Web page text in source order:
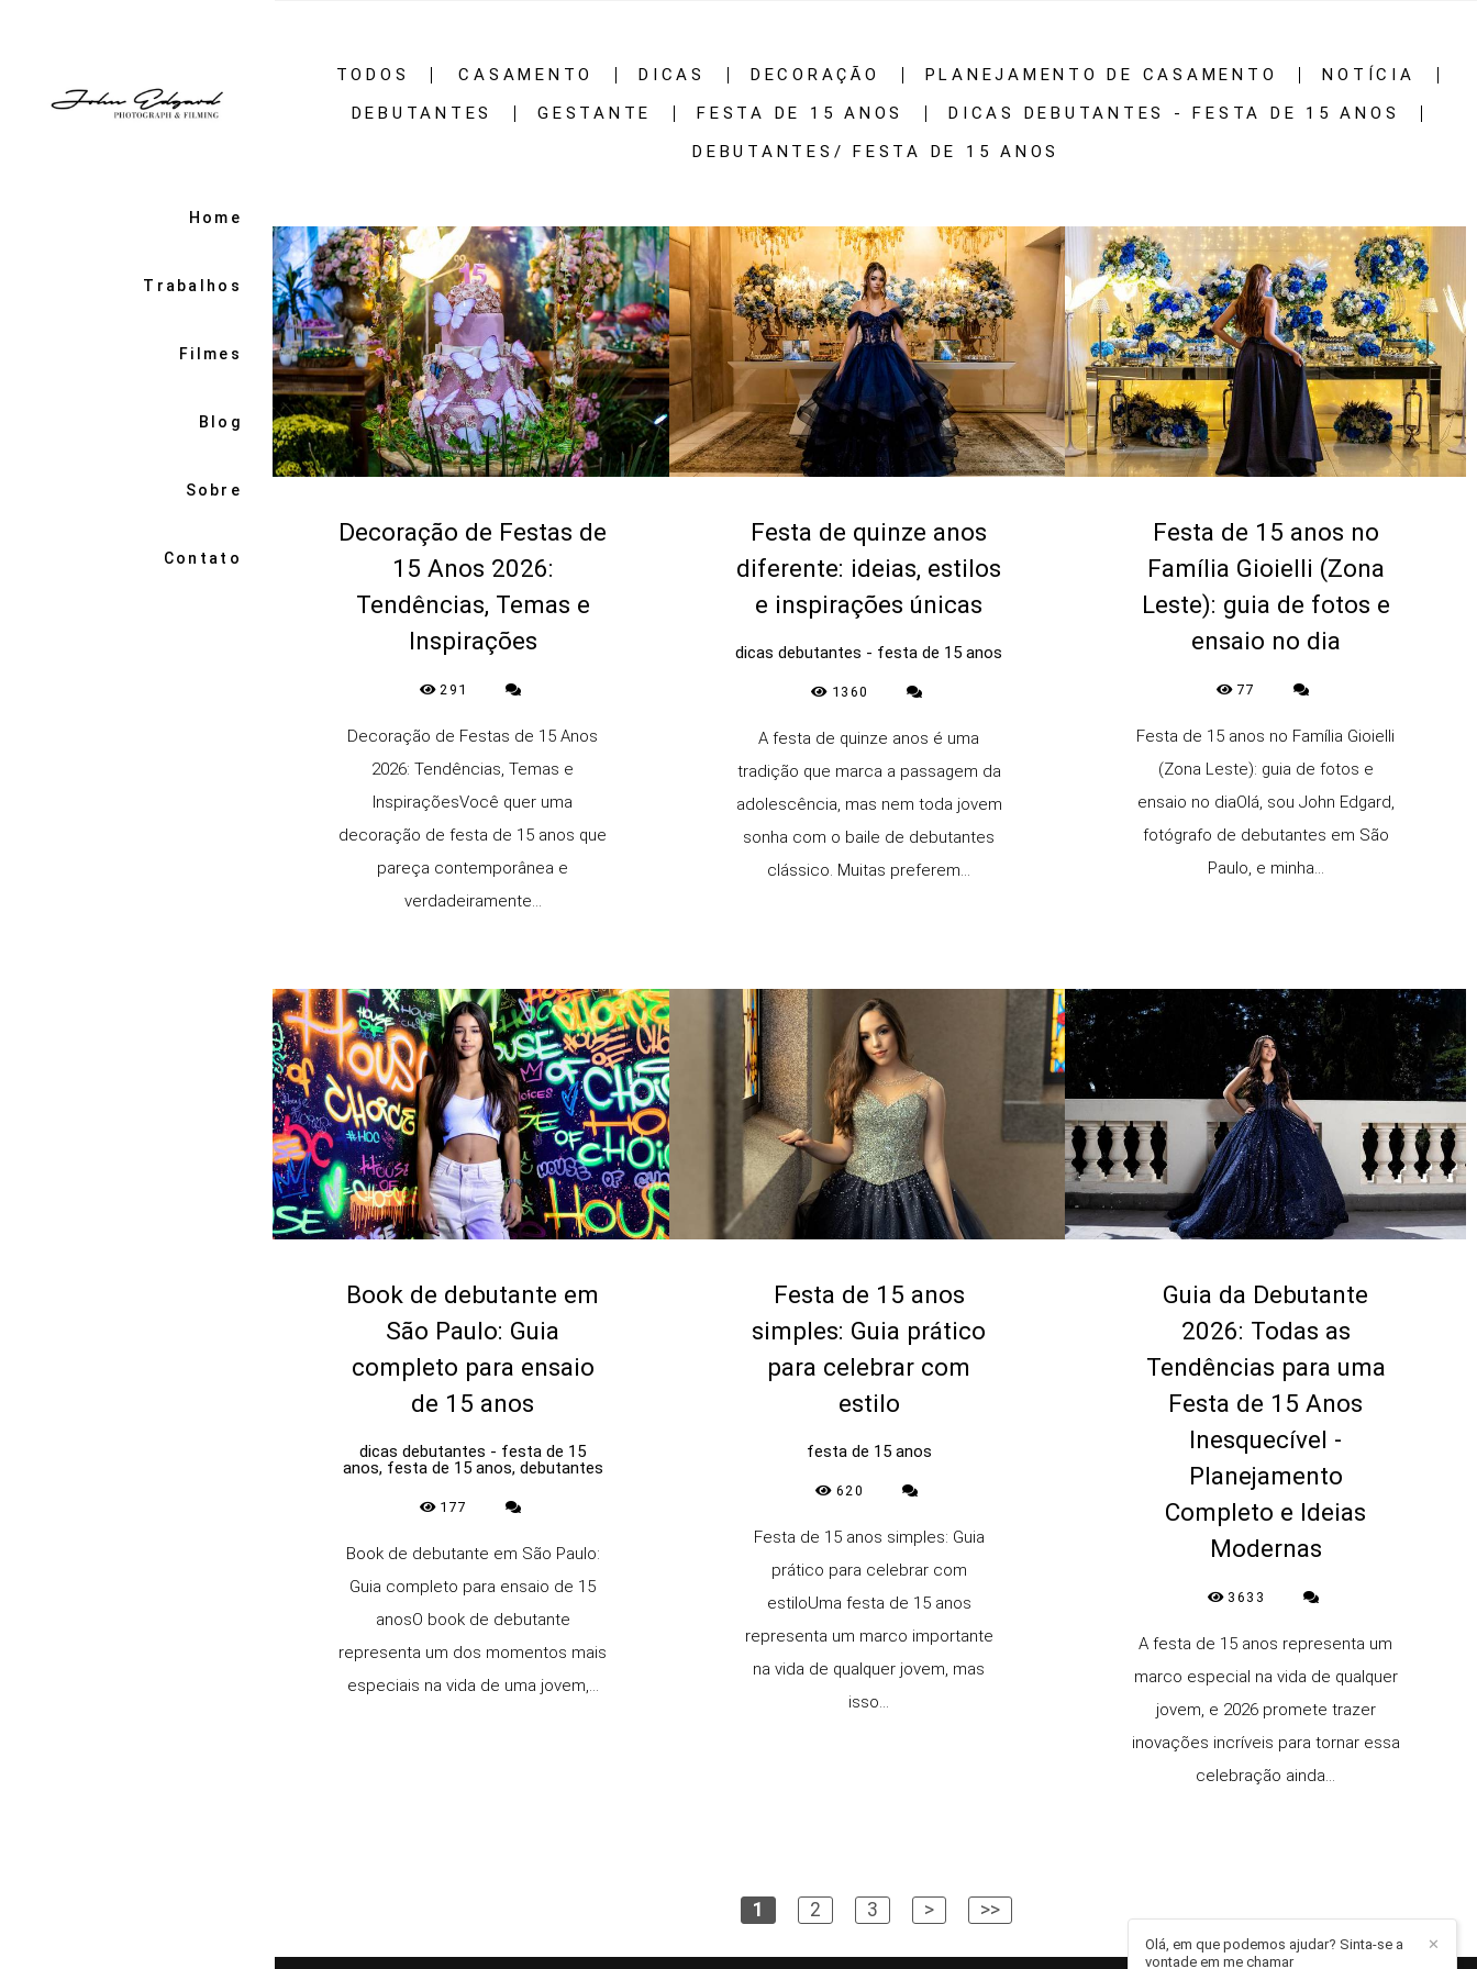
Home
Trabalhos
Filmes
Blog
Sobre
Contato
TODOS CASAMENTO DICAS DECORAÇÃO PLANEJAMENTO DE CASAMENTO
NOTÍCIA
DEBUTANTES
GESTANTE FESTA DE 15 ANOS
DICAS DEBUTANTES - FESTA DE 15 ANOS
DEBUTANTES/ FESTA DE 15 ANOS
Decoração de Festas de
15 Anos 2026:
Tendências, Temas e
Inspirações
291
Decoração de Festas de 15 Anos
2026: Tendências, Temas e
InspiraçõesVocê quer uma
decoração de festa de 15 anos que
pareça contemporânea e
verdadeiramente...
Festa de quinze anos
diferente: ideias, estilos
e inspirações únicas
dicas debutantes - festa de 15 anos
1360
A festa de quinze anos é uma
tradição que marca a passagem da
adolescência, mas nem toda jovem
sonha com o baile de debutantes
clássico. Muitas preferem...
Festa de 15 anos no
Família Gioielli (Zona
Leste): guia de fotos e
ensaio no dia
77
Festa de 15 anos no Família Gioielli
(Zona Leste): guia de fotos e
ensaio no diaOlá, sou John Edgard,
fotógrafo de debutantes em São
Paulo, e minha...
Book de debutante em
São Paulo: Guia
completo para ensaio
de 15 anos
dicas debutantes - festa de 15
anos, festa de 15 anos, debutantes
177
Book de debutante em São Paulo:
Guia completo para ensaio de 15
anosO book de debutante
representa um dos momentos mais
especiais na vida de uma jovem,...
Festa de 15 anos
simples: Guia prático
para celebrar com
estilo
festa de 15 anos
620
Festa de 15 anos simples: Guia
prático para celebrar com
estiloUma festa de 15 anos
representa um marco importante
na vida de qualquer jovem, mas
isso...
Guia da Debutante
2026: Todas as
Tendências para uma
Festa de 15 Anos
Inesquecível -
Planejamento
Completo e Ideias
Modernas
3633
A festa de 15 anos representa um
marco especial na vida de qualquer
jovem, e 2026 promete trazer
inovações incríveis para tornar essa
celebração ainda...
1 2 3 > >>
✕
Olá, em que podemos ajudar? Sinta-se a
vontade em me chamar